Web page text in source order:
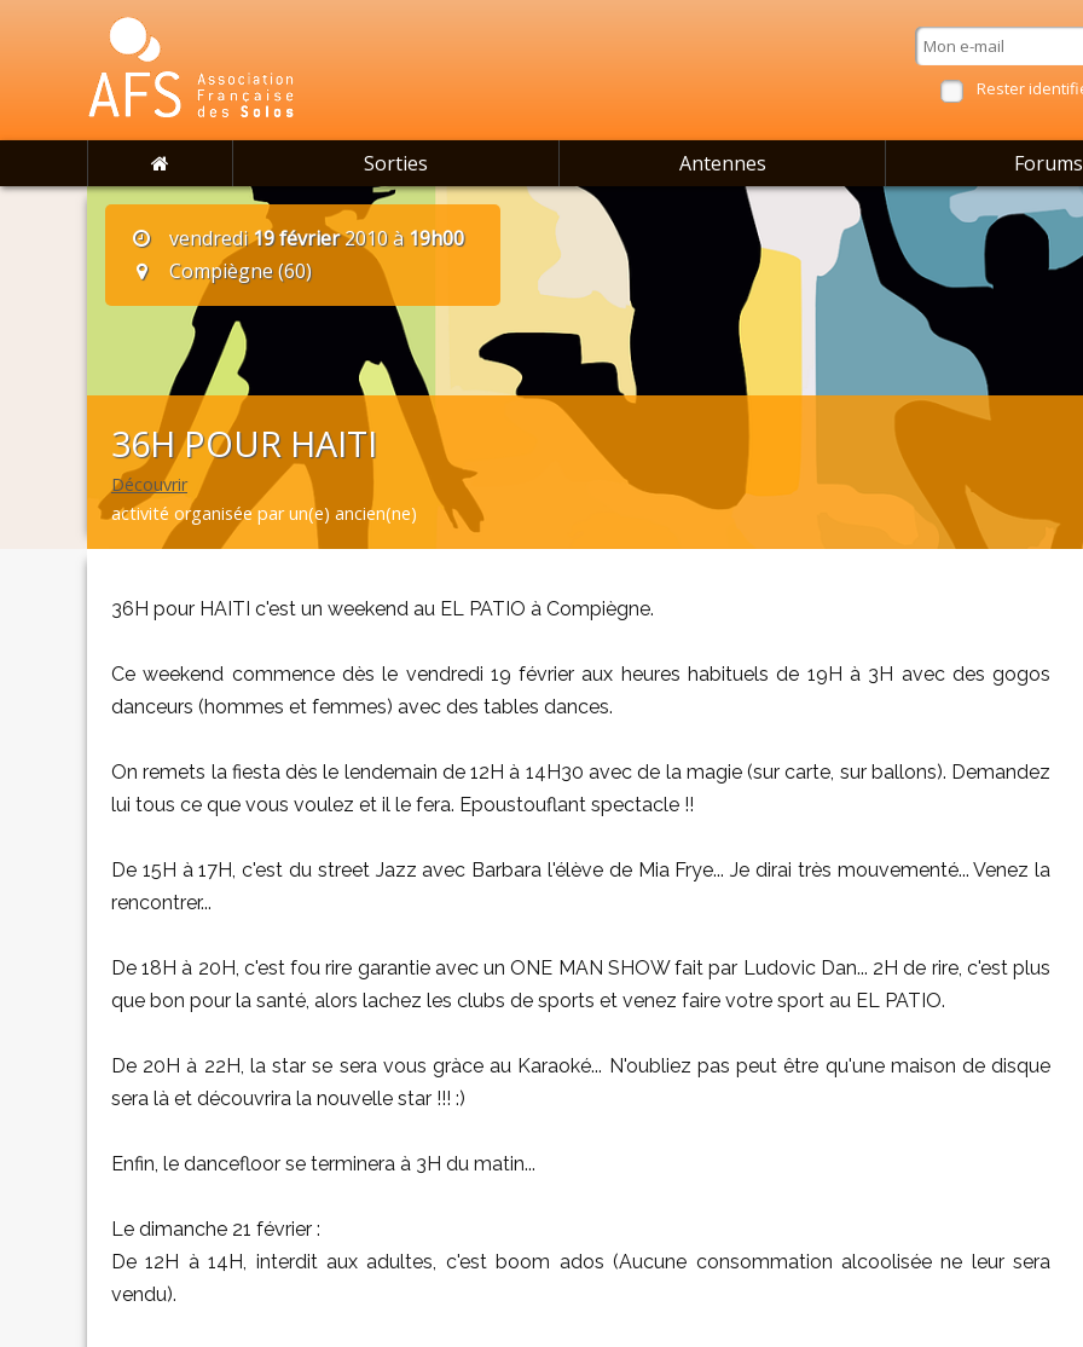
Rester
Sorties Antennes Forums
vendredi19 février2010 à 19h00
Compiègne (60)
36H POUR HAITI
Découvrir
activité organisée par un(e) ancien(ne)
36H pour HAITI c'est un weekend au EL PATIO à Compiègne.
Ce weekend commence dès le vendredi 19 février aux heures habituels de 19H à 3H avec des gogos
danceurs (hommes et femmes) avec des tables dances.
On remets la fiesta dès le lendemain de 12H à 14H30 avec de la magie (sur carte, sur ballons). Demandez
lui tous ce que vous voulez et il le fera. Epoustouflant spectacle !!
De 15H à 17H, c'est du street Jazz avec Barbara l'élève de Mia Frye... Je dirai très mouvementé... Venez la
rencontrer...
De 18H à 20H, c'est fou rire garantie avec un ONE MAN SHOW fait par Ludovic Dan... 2H de rire, c'est plus
que bon pour la santé, alors lachez les clubs de sports et venez faire votre sport au EL PATIO.
De 20H à 22H, la star se sera vous gràce au Karaoké... N'oubliez pas peut être qu'une maison de disque
sera là et découvrira la nouvelle star !!! :)
Enfin, le dancefloor se terminera à 3H du matin...
Le dimanche 21 février :
De 12H à 14H, interdit aux adultes, c'est boom ados (Aucune consommation alcoolisée ne leur sera
vendu).